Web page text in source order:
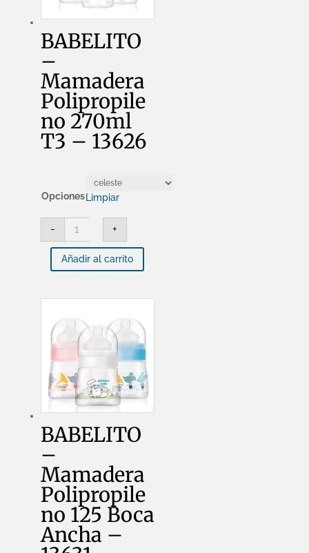
BABELITO
–
Mamadera
Polipropile
no 270ml
T3 – 13626
Opciones Limpiar
-
BABELITO
Mamadera
Polipropileno
270ml
T3
cantidad
+
Añadir al carrito
BABELITO
–
Mamadera
Polipropile
no 125 Boca
Ancha –